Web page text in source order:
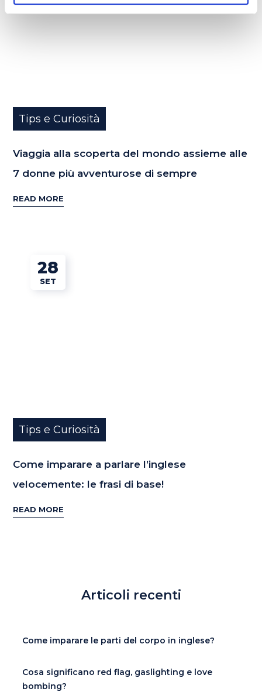
Tips e Curiosità
Viaggia alla scoperta del mondo assieme alle
7 donne più avventurose di sempre
READ MORE
28
SET
Tips e Curiosità
Come imparare a parlare l’inglese
velocemente: le frasi di base!
READ MORE
Articoli recenti
Come imparare le parti del corpo in inglese?
Cosa significano red flag, gaslighting e love
bombing?